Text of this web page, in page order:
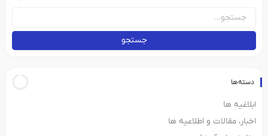
جستجو
دسته‌ها
ابلاغیه ها
اخبار، مقالات و اطلاعیه ها